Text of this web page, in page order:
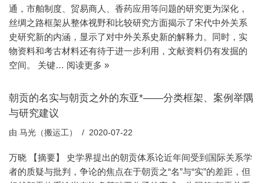
通，市舶制度、贸易商人、香药应用等问题的研究更为深化，
丝绸之路框架从整体视野和比较研究方面揭示了宋代中外关系
史研究新的内涵，显示了对中外关系史新的解释力。同时，实
物资料和考古材料还有待于进一步利用，文献资料仍有发掘的
空间。 关键… 阅读更多 »
朝贡的名实与朝贡之外的东亚*——分类框架、案例举隅
与研究建议
由 马光（搬运工） 2020-07-22
万晓 【摘要】 史学界提出的朝贡体系论近年间受到国际关系学
者的质疑与批判，争论的焦点在于朝贡之“名”与“实”的差距，但